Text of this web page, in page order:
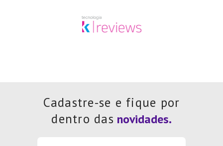
Cadastre-se e fique por
dentro das